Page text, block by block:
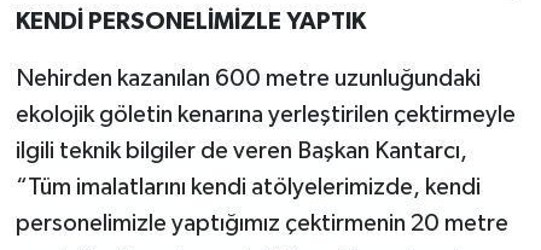
KENDİ PERSONELİMİZLE YAPTIK
Nehirden kazanılan 600 metre uzunluğundaki
ekolojik göletin kenarına yerleştirilen çektirmeyle
ilgili teknik bilgiler de veren Başkan Kantarcı,
“Tüm imalatlarını kendi atölyelerimizde, kendi
personelimizle yaptığımız çektirmenin 20 metre